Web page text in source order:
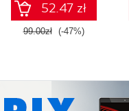
52.47 zł
99.00zł (-47%)